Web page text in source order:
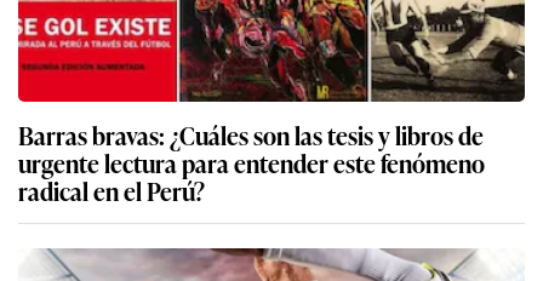
Barras bravas: ¿Cuáles son las tesis y libros de
urgente lectura para entender este fenómeno
radical en el Perú?